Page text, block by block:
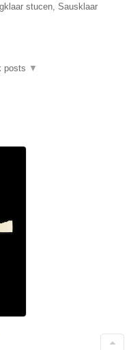
stucen, Sausklaar
posts ▼